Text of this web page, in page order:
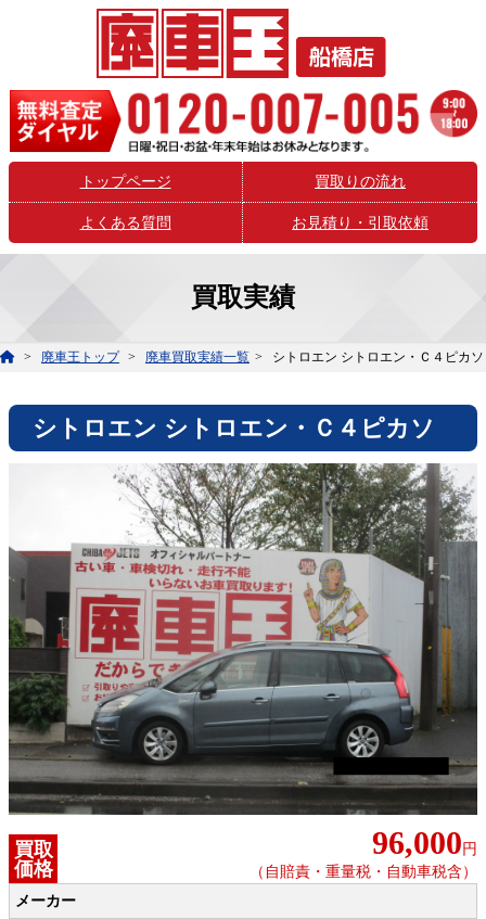
トップページ 買取りの流れ
よくある質問 お見積り・引取依頼
買取実績
廃車王トップ 廃車買取実績一覧 シトロエン シトロエン・Ｃ４ピカソ
シトロエン シトロエン・Ｃ４ピカソ
買取
価格
96,000 円
（自賠責・重量税・自動車税含）
メーカー